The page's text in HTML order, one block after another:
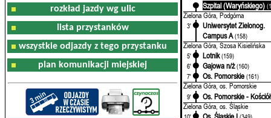
rozkład jazdy wg ulic
lista przystanków
wszystkie odjazdy z tego przystanku
plan komunikacji miejskiej
Szpital (Waryńskiego)
Zielona Góra, Podgórna
3'
Uniwersytet Zielonog.
Campus A (158)
Zielona Góra, Szosa Kisielińska
5' Lotnik (159)
6'
Gajowa n/ż (160)
7'
Os. Pomorskie (161)
Zielona Góra, os. Pomorskie
9'
Os. Pomorskie - Kościół
Zielona Góra, os. Śląskie